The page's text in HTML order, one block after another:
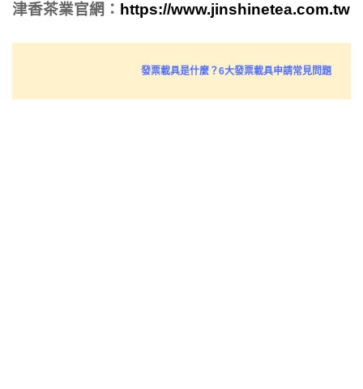
津香茶業官網： https://www.jinshinetea.com.tw
發票載具是什麼？6大發票載具申請常見問題